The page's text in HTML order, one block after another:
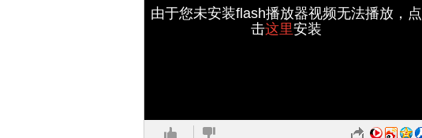
由于您未安装flash播放器视频无法播放，点
击这里安装